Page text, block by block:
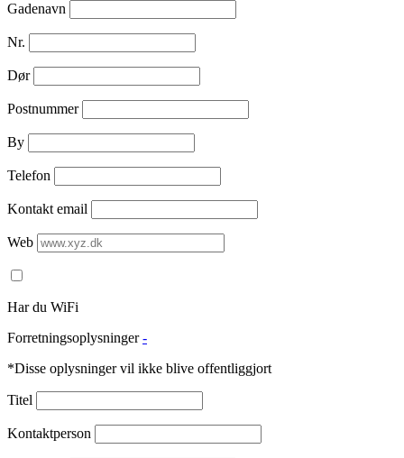
Gadenavn
Nr.
Dør
Postnummer
By
Telefon
Kontakt email
Web
Har du WiFi
Forretningsoplysninger -
*Disse oplysninger vil ikke blive offentliggjort
Titel
Kontaktperson